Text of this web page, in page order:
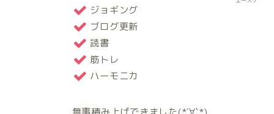
ジョギング
ブログ更新
読書
筋トレ
ハーモニカ